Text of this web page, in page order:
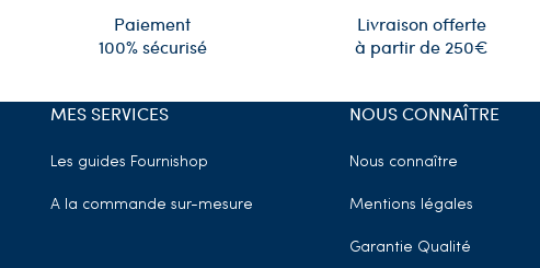
Paiement
100% sécurisé
Livraison offerte
à partir de 250€
MES SERVICES
Les guides Fournishop
A la commande sur-mesure
NOUS CONNAÎTRE
Nous connaître
Mentions légales
Garantie Qualité